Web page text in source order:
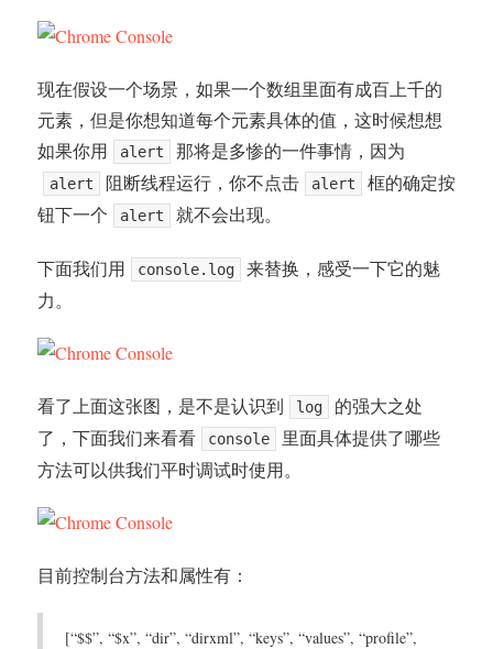
现在假设一个场景，如果一个数组里面有成百上千的
元素，但是你想知道每个元素具体的值，这时候想想
如果你用
alert 那将是多惨的一件事情，因为
alert 阻断线程运行，你不点击 alert
框的确定按
钮下一个
alert 就不会出现。
下面我们用 console.log
来替换，感受一下它的魅
力。
看了上面这张图，是不是认识到 log
的强大之处
了，下面我们来看看
console
里面具体提供了哪些
方法可以供我们平时调试时使用。
目前控制台方法和属性有：
[“$$”, “$x”, “dir”, “dirxml”, “keys”, “values”, “profile”,